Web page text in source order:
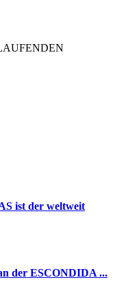
ist der weltweit
der ESCONDIDA ...